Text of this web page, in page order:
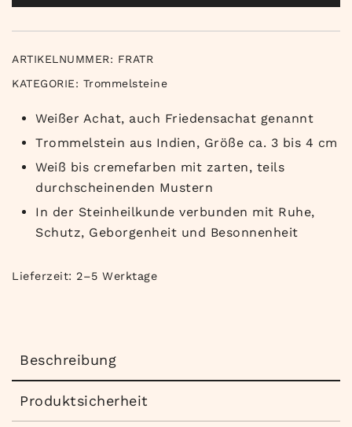
Menge
ARTIKELNUMMER: FRATR
KATEGORIE: Trommelsteine
Weißer Achat, auch Friedensachat genannt
Trommelstein aus Indien, Größe ca. 3 bis 4 cm
Weiß bis cremefarben mit zarten, teils
durchscheinenden Mustern
In der Steinheilkunde verbunden mit Ruhe,
Schutz, Geborgenheit und Besonnenheit
Lieferzeit: 2–5 Werktage
Beschreibung
Produktsicherheit